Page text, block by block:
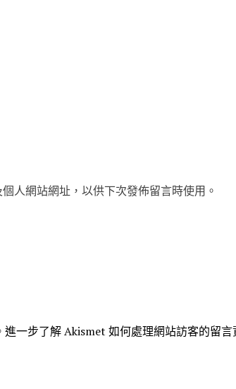
人網站網址，以供下次發佈留言時使用。
進一步了解 Akismet 如何處理網站訪客的留言